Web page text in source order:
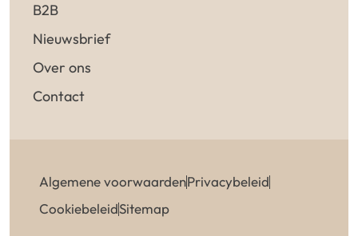
B2B
Nieuwsbrief
Over ons
Contact
Algemene voorwaardenPrivacybeleid
CookiebeleidSitemap